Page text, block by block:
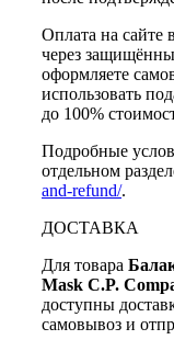
Оплата на сайте
через
оформляете
использовать
до 100%
Подробные
отдельном
and-refund/.
ДОСТАВКА
Для товара
Mask C.P.
доступны
самовывоз и